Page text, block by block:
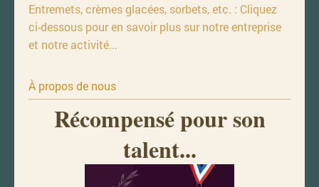
Entremets, crèmes glacées, sorbets, etc. : Cliquez
ci-dessous pour en savoir plus sur notre entreprise
et notre activité...
À propos de nous
Récompensé pour son
talent...